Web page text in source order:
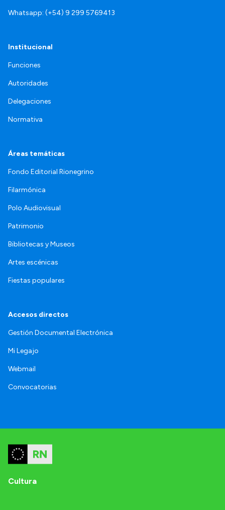
Whatsapp: (+54) 9 299 5769413
Institucional
Funciones
Autoridades
Delegaciones
Normativa
Áreas temáticas
Fondo Editorial Rionegrino
Filarmónica
Polo Audiovisual
Patrimonio
Bibliotecas y Museos
Artes escénicas
Fiestas populares
Accesos directos
Gestión Documental Electrónica
Mi Legajo
Webmail
Convocatorias
Cultura